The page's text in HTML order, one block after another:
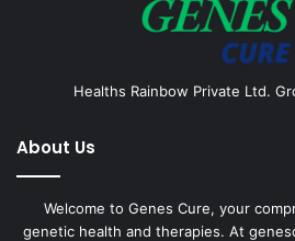
Healths Rainbow Private Ltd.
About Us
Welcome to Genes Cure, your
genetic health and therapies. At